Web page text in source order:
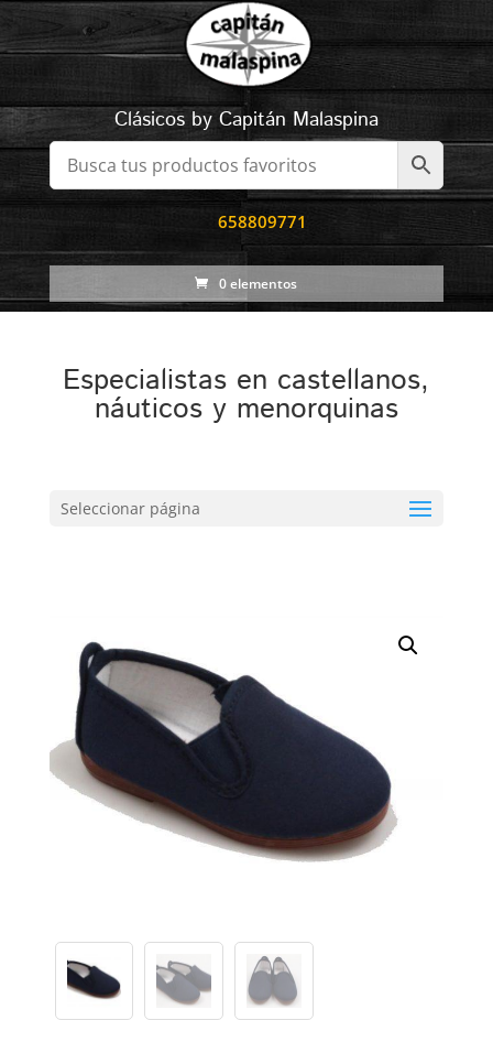
Clásicos by Capitán Malaspina
658809771
0 elementos
Especialistas en castellanos,
náuticos y menorquinas
Seleccionar página